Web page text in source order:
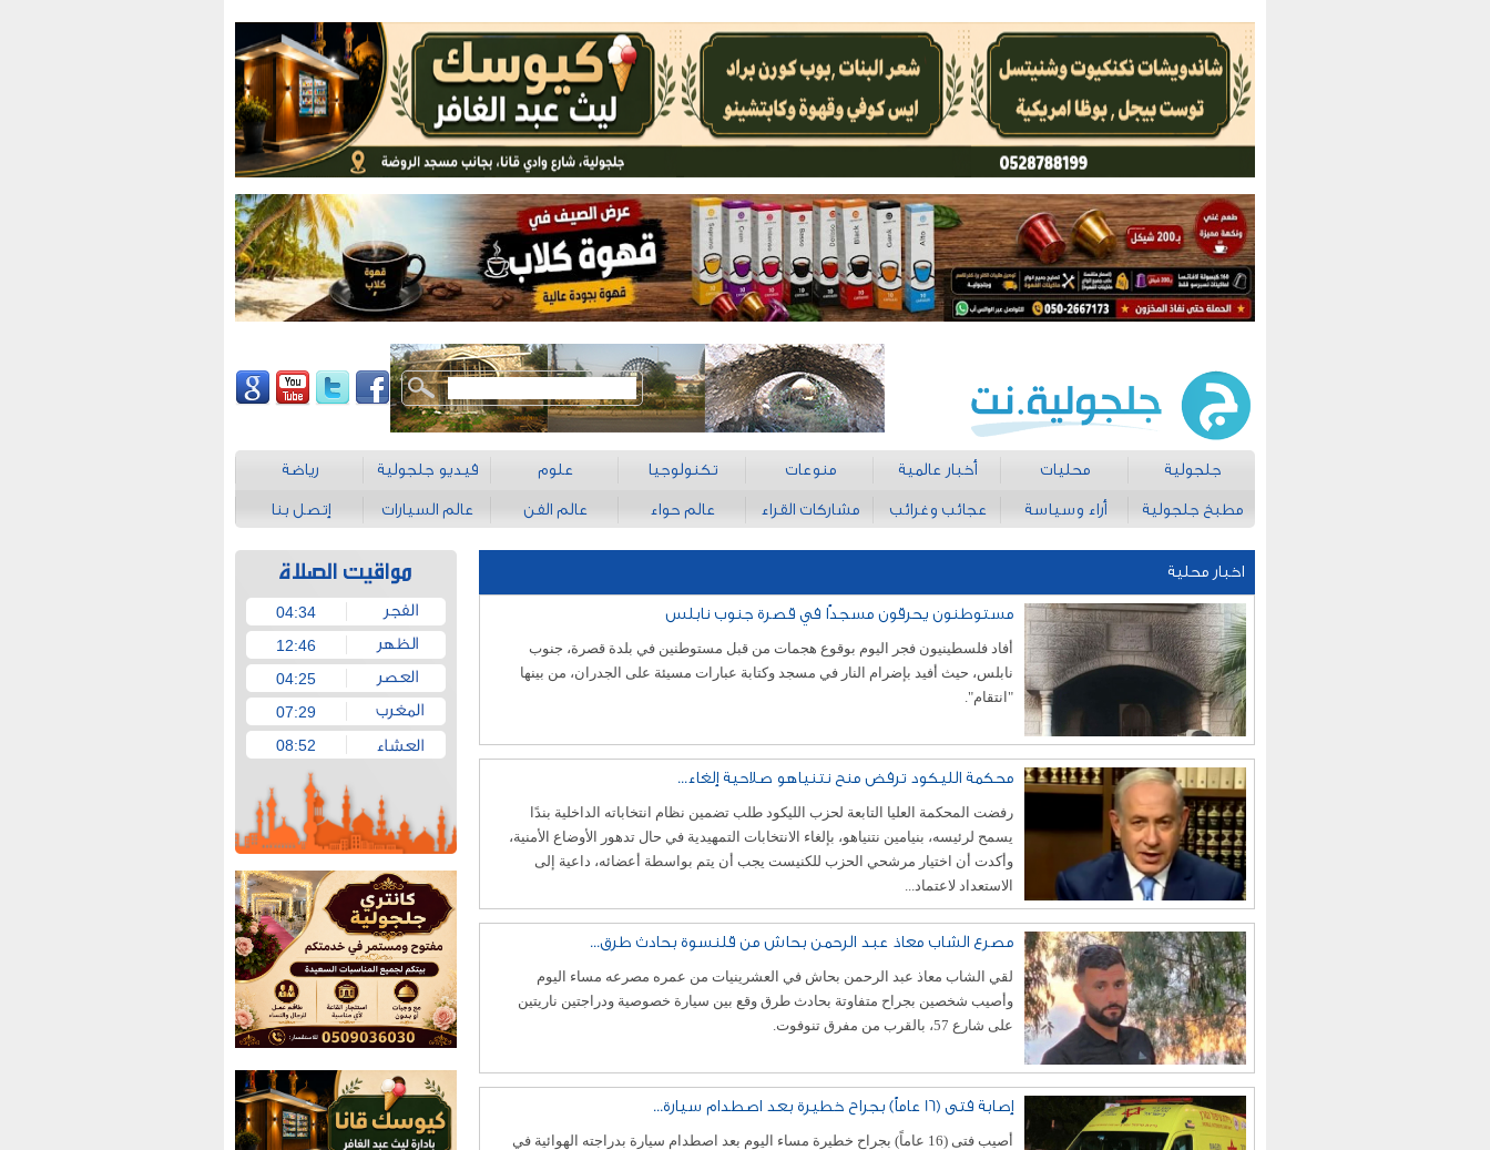
جلجولية محليات أخبار عالمية منوعات تكنولوجيا علوم فيديو جلجولية رياضة
مطبخ جلجولية أراء وسياسة عجائب وغرائب مشاركات القراء عالم حواء عالم الفن عالم السيارات إتصل بنا
اخبار محلية
مستوطنون يحرقون مسجدًا في قصرة جنوب نابلس
أفاد فلسطينيون فجر اليوم بوقوع هجمات من قبل مستوطنين في بلدة قصرة، جنوب
نابلس، حيث أفيد بإضرام النار في مسجد وكتابة عبارات مسيئة على الجدران، من بينها
"انتقام".
محكمة الليكود ترفض منح نتنياهو صلاحية إلغاء...
رفضت المحكمة العليا التابعة لحزب الليكود طلب تضمين نظام انتخاباته الداخلية بندًا
يسمح لرئيسه، بنيامين نتنياهو، بإلغاء الانتخابات التمهيدية في حال تدهور الأوضاع الأمنية،
وأكدت أن اختيار مرشحي الحزب للكنيست يجب أن يتم بواسطة أعضائه، داعية إلى
الاستعداد لاعتماد...
مصرع الشاب معاذ عبد الرحمن بحاش من قلنسوة بحادث طرق...
لقي الشاب معاذ عبد الرحمن بحاش في العشرينيات من عمره مصرعه مساء اليوم
وأصيب شخصين بجراح متفاوتة بحادث طرق وقع بين سيارة خصوصية ودراجتين ناريتين
على شارع 57، بالقرب من مفرق تنوفوت.
إصابة فتى (16 عاماً) بجراح خطيرة بعد اصطدام سيارة...
أصيب فتى (16 عاماً) بجراح خطيرة مساء اليوم بعد اصطدام سيارة بدراجته الهوائية في
04:34
12:46
04:25
07:29
08:52